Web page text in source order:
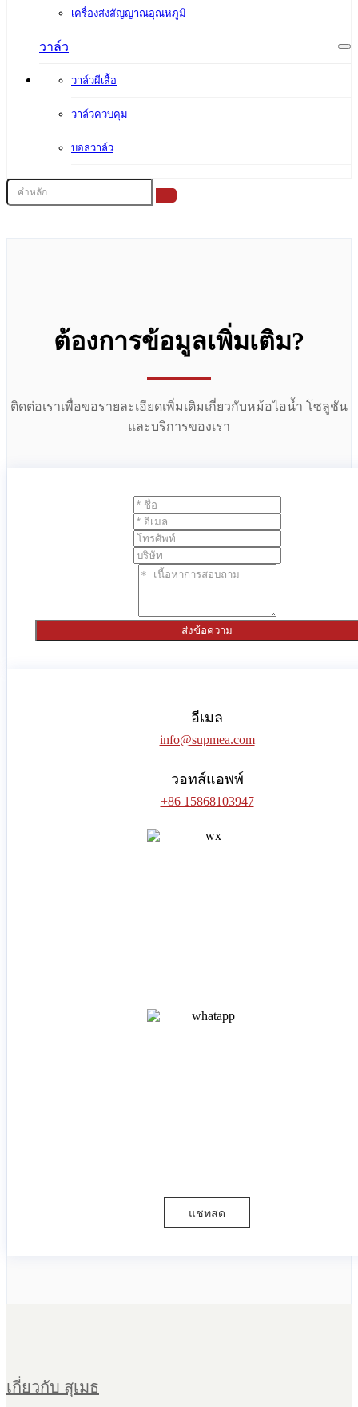
เครื่องส่งสัญญาณอุณหภูมิ
วาล์ว
วาล์วผีเสื้อ
วาล์วควบคุม
บอลวาล์ว
ต้องการข้อมูลเพิ่มเติม?
ติดต่อเราเพื่อขอรายละเอียดเพิ่มเติมเกี่ยวกับหม้อไอน้ำ โซลูชัน
และบริการของเรา
ส่งข้อความ
อีเมล
info@supmea.com
วอทส์แอพพ์
+86 15868103947
แชทสด
เกี่ยวกับ สุเมธ